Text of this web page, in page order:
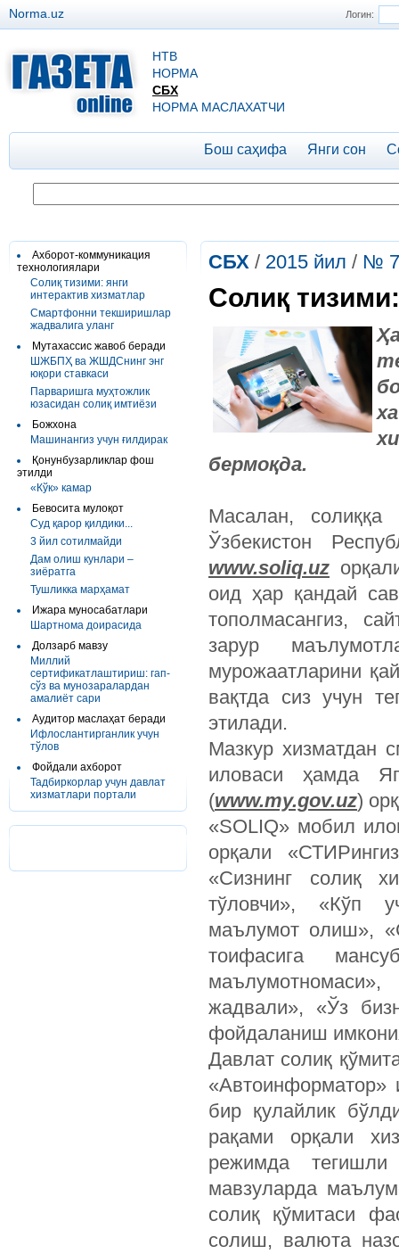
Логин:
Norma.uz
НТВ
НОРМА
СБХ
НОРМА МАСЛАХАТЧИ
Бош саҳифа Янги сон
Ахборот-коммуникация
технологиялари
Солиқ тизими: янги
интерактив хизматлар
Смартфонни текширишлар
жадвалига уланг
Мутахассис жавоб беради
ШЖБПҲ ва ЖШДСнинг энг
юқори ставкаси
Парваришга муҳтожлик
юзасидан солиқ имтиёзи
Божхона
Машинангиз учун ғилдирак
Қонунбузарликлар фош
этилди
«Кўк» камар
Бевосита мулоқот
Суд қарор қилдики...
3 йил сотилмайди
Дам олиш кунлари –
зиёратга
Тушликка марҳамат
Ижара муносабатлари
Шартнома доирасида
Долзарб мавзу
Миллий
сертификатлаштириш: гап-
сўз ва мунозаралардан
амалиёт сари
Аудитор маслаҳат беради
Ифлослантирганлик учун
тўлов
Фойдали ахборот
Тадбиркорлар учун давлат
хизматлари портали
СБХ / 2015 йил / № 7
Солиқ
бермоқда.
Масалан, солиққа
Ўзбекистон
www.soliq.uz
оид ҳар қандай
тополмасангиз,
зарур
мурожаатларини
вақтда сиз учун
этилади.
Мазкур хизматдан
иловаси ҳамда
(www.my.gov.uz)
«SOLIQ» мобил
орқали
«Сизнинг солиқ
тўловчи», «Кўп
маълумот олиш»,
тоифасига
жадвали», «Ўз
фойдаланиш
Давлат солиқ
«Автоинформатор»
бир қулайлик
рақами орқали
режимда тегишли
мавзуларда
солиқ қўмитаси
солиш, валюта